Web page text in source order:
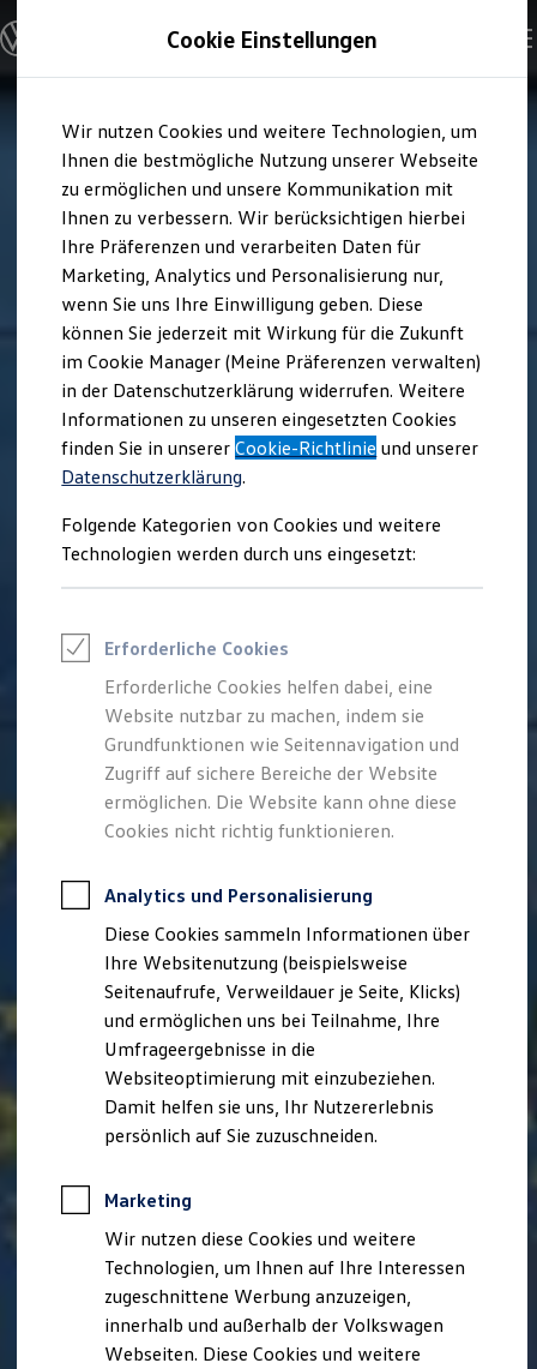
Hauptinhalt
springen
Footer
springen
Modelle und Konfigurator
Konfigurator
Modelle vergleichen
Elektroautos
ENERGY Sondermodelle
Nutzfahrzeuge
SUV und CUV
Familienautos
Kombis
Kompaktwagen
Sportwagen
Schnell verfügbare Fahrzeuge
Angebote und Produkte
Aktuelle Angebote
E-Auto-Förderung
Volkswagen Marktplatz
Die ENERGY Sondermodelle
Junge Gebrauchtwagen und Gebrauchtwagen
Volkswagen Zertifizierte Gebrauchtwagen
Elektromobilität bei Gebrauchtwagen
Saisonangebote
Reifenpakete
Leasing
Leasing-Angebote
Elektroauto Leasing
Kleinwagen-Leasing
Leasing ohne Anzahlung
Finanzierung
Autokredit mit Schlussrate
Versicherungen und Garantien
Kfz-Versicherung
Restschuldversicherungen
Garantien
Professional Class bei Volkswagen
Behörden
Direktkunden
Sonderfahrzeuge
Anpfiff zum Gewinn
Elektromobilität
Elektroautos
ID. Tutorials
Elektrofahrzeugkonzepte
ID. EVERY1
Reichweite
Rekuperation
Laden unterwegs
Laden Zuhause
Ladestationen finden
Ladezeitensimulator
Batterie
Sicherheit
Cookie Einstellungen
Wir nutzen Cookies und weitere Technologien, um
Ihnen die bestmögliche Nutzung unserer Webseite
zu ermöglichen und unsere Kommunikation mit
Ihnen zu verbessern. Wir berücksichtigen hierbei
Ihre Präferenzen und verarbeiten Daten für
Marketing, Analytics und Personalisierung nur,
wenn Sie uns Ihre Einwilligung geben. Diese
können Sie jederzeit mit Wirkung für die Zukunft
im Cookie Manager (Meine Präferenzen verwalten)
in der Datenschutzerklärung widerrufen. Weitere
Informationen zu unseren eingesetzten Cookies
finden Sie in unsererCookie-Richtlinie und unserer
Datenschutzerklärung.
Folgende Kategorien von Cookies und weitere
Technologien werden durch uns eingesetzt:
Erforderliche Cookies
Erforderliche Cookies helfen dabei, eine
Website nutzbar zu machen, indem sie
Grundfunktionen wie Seitennavigation und
Zugriff auf sichere Bereiche der Website
ermöglichen. Die Website kann ohne diese
Cookies nicht richtig funktionieren.
Analytics und Personalisierung
Diese Cookies sammeln Informationen über
Ihre Websitenutzung (beispielsweise
Seitenaufrufe, Verweildauer je Seite, Klicks)
und ermöglichen uns bei Teilnahme, Ihre
Umfrageergebnisse in die
Websiteoptimierung mit einzubeziehen.
Damit helfen sie uns, Ihr Nutzererlebnis
persönlich auf Sie zuzuschneiden.
Marketing
Wir nutzen diese Cookies und weitere
Technologien, um Ihnen auf Ihre Interessen
zugeschnittene Werbung anzuzeigen,
innerhalb und außerhalb der Volkswagen
Webseiten. Diese Cookies und weitere